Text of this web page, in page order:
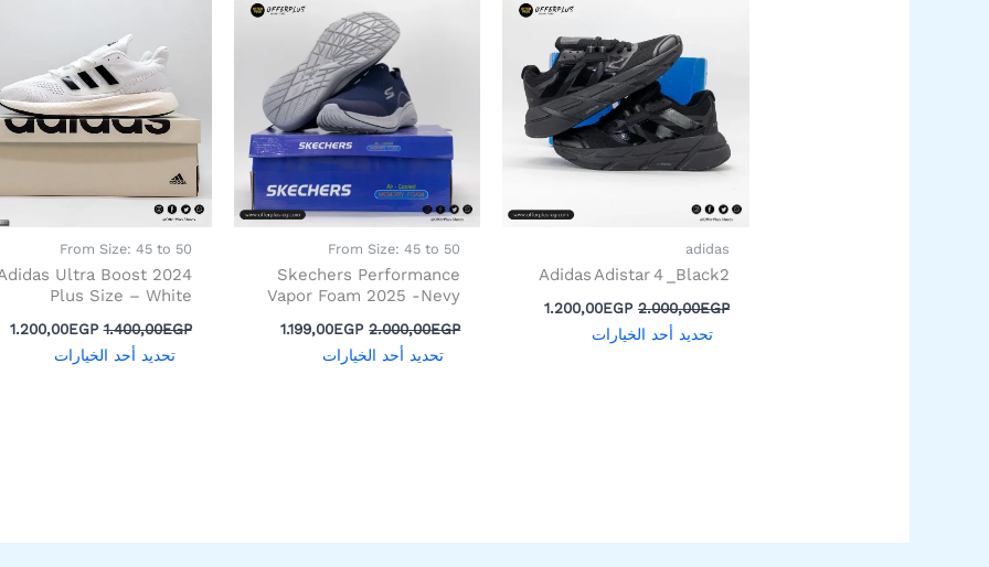
adidas
Adidas Adistar 4 _Black2
2.000,00EGP
2.000,00EGP.
1.200,00EGP
الحالي
تحديد أحد الخيارات
العديد
من
الأشكال
المختلفة
لهذا
المنتج.
يمكن
صفحة
المنتج
From Size: 45 to 50
Skechers Performance
Vapor Foam 2025 -Nevy
2.000,00EGP
هو:
2.000,00EGP.
1.199,00EGP
الحالي
تحديد أحد الخيارات
العديد
الأشكال
المختلفة
لهذا
المنتج.
اختيار
الخيارات
صفحة
المنتج
From Size: 45 to 50
Ultra Boost 2024
Plus Size – White
1.400,00EGP
1.200,00EGP
تحديد أحد الخيارات
لهذا
اختيار